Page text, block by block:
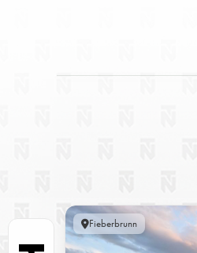
Fieberbrunn